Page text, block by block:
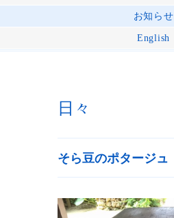
お知らせ
English
日々
そら豆のポタージュ